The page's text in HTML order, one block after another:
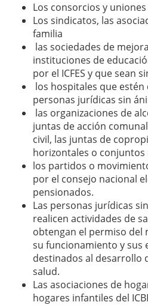
Los consorcios y
Los sindicatos, las
familia
las sociedades de
instituciones de
por el ICFES y que sean
los hospitales que
personas jurídicas sin
las organizaciones de
juntas de acción
civil, las juntas de
horizontales o conjuntos
los partidos o
por el consejo nacional
pensionados.
Las personas jurídicas
realicen actividades de
obtengan el permiso del
su funcionamiento y sus
destinados al desarrollo
salud.
Las asociaciones de
hogares infantiles del